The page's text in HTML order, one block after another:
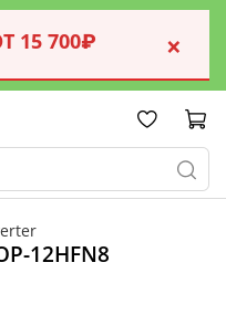
15 700₽ ×
12HFN8